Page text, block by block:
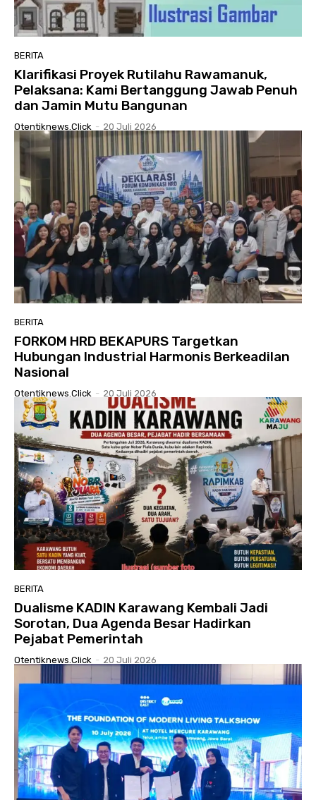
BERITA
Klarifikasi Proyek Rutilahu Rawamanuk,
Pelaksana: Kami Bertanggung Jawab Penuh
dan Jamin Mutu Bangunan
Otentiknews.click - 20 Juli 2026
BERITA
FORKOM HRD BEKAPURS Targetkan
Hubungan Industrial Harmonis Berkeadilan
Nasional
Otentiknews.click - 20 Juli 2026
BERITA
Dualisme KADIN Karawang Kembali Jadi
Sorotan, Dua Agenda Besar Hadirkan
Pejabat Pemerintah
Otentiknews.click - 20 Juli 2026